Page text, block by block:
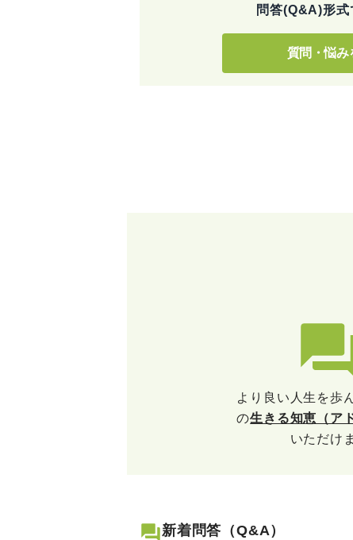
問答(Q&A)形式
質問・悩み
より良い人生を歩
の生きる知恵（ア
いただけ
新着問答（Q&A）